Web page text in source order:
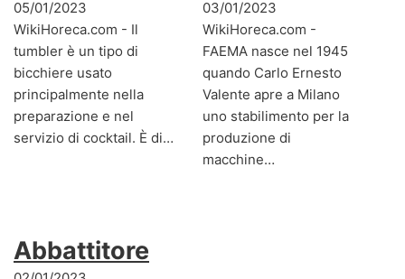
05/01/2023
WikiHoreca.com - Il
tumbler è un tipo di
bicchiere usato
principalmente nella
preparazione e nel
servizio di cocktail. È di…
03/01/2023
WikiHoreca.com -
FAEMA nasce nel 1945
quando Carlo Ernesto
Valente apre a Milano
uno stabilimento per la
produzione di
macchine…
Abbattitore